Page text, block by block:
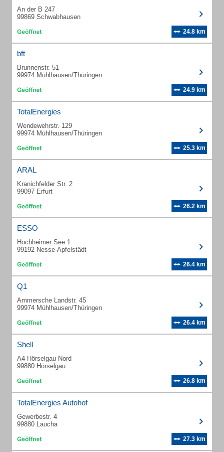
An der B 247
99869 Schwabhausen
24.8 km
bft
Brunnenstr. 51
99974 Mühlhausen/Thüringen
24.9 km
TotalEnergies
Wendewehrstr. 129
99974 Mühlhausen/Thüringen
25.3 km
ARAL
Kranichfelder Str. 2
99097 Erfurt
26.2 km
ESSO
Hochheimer See 1
99192 Nesse-Apfelstädt
26.4 km
Q1
Ammersche Landstr. 45
99974 Mühlhausen/Thüringen
26.4 km
Shell
A4 Hörselgau Nord
99880 Hörselgau
26.8 km
TotalEnergies Autohof
Gewerbestr. 4
99880 Laucha
27.3 km